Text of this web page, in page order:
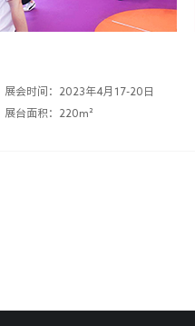
展会时间：2023年4月17-20日
展台面积：220m²